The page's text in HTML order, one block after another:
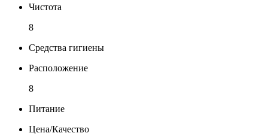
Чистота
8
Средства гигиены
Расположение
8
Питание
Цена/Качество